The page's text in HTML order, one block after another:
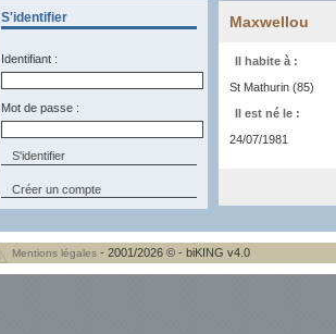
S'identifier
Identifiant :
Mot de passe :
Créer un compte
Maxwellou
Il habite à :
St Mathurin (85)
Il est né le :
24/07/1981
Mentions légales - 2001/2026 © - biKING v4.0